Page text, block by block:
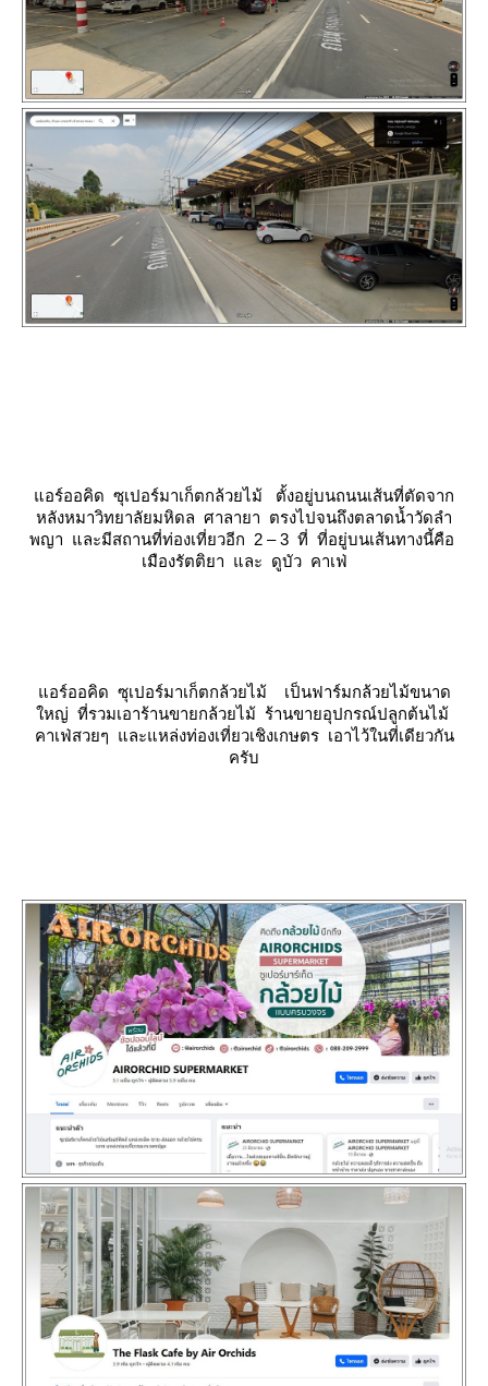
อร์ออคิด ซุเปอร์มาเก็ตกล้วยไม้
ตั้งอยู่บนถนนเส้นที่ตัดจาก
หลังหมาวิทยาลัยมหิดล ศาลายา ตรงไปจนถึงตลาดน้ำวัดลำ
พญา และมีสถานที่ท่องเที่ยวอีก 2 – 3 ที่ ที่อยู่บนเส้นทางนี้คือ
เมืองรัตติยา และ ดูบัว คาเฟ่
อร์ออคิด ซุเปอร์มาเก็ตกล้วยไม้
เป็นฟาร์มกล้วยไม้ขนาด
หญ่ ที่รวมเอาร้านขายกล้วยไม้ ร้านขายอุปกรณ์ปลูกต้นไม้
คาเฟ่สวยๆ และแหล่งท่องเที่ยวเชิงเกษตร เอาไว้ในที่เดียวกัน
ครับ